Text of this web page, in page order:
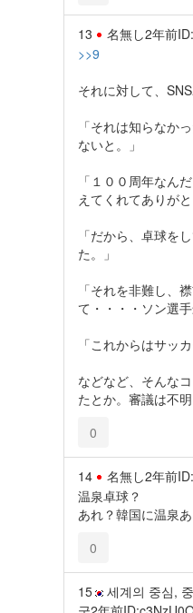
13 名無し2年前
>>9
それに対して、
「それは知らなか
ないと。」
「１００周年なん
えてくれてありがと
「だから、卓球を
た。」
「それを非難し、
て・・・・ソン選
「これからはサッ
などなど、そんな
たとか。審議は不明
0
14 名無し2年前
温泉卓球？
あれ？韓国に温泉
0
15
세계의 중심,